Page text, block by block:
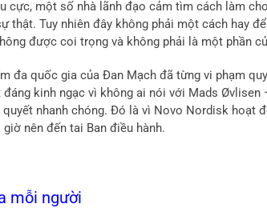
cực, một số nhà lãnh đạo cảm tìm cách làm
thật. Tuy nhiên đây không phải một cách hay
được coi trọng và không phải là một phần
đa quốc gia của Đan Mạch đã từng vi phạm
kinh ngạc vì không ai nói với Mads Øvlisen
nhanh chóng. Đó là vì Novo Nordisk hoạt
nên đến tai Ban điều hành.
mỗi người